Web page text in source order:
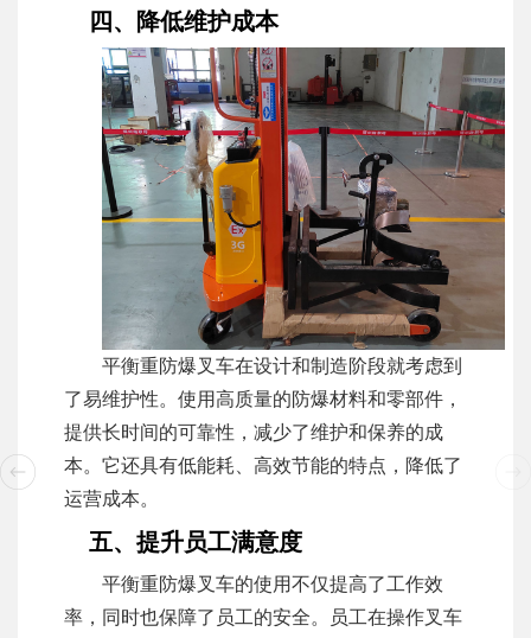
四、降低维护成本
平衡重防爆叉车在设计和制造阶段就考虑到
了易维护性。使用高质量的防爆材料和零部件，
提供长时间的可靠性，减少了维护和保养的成
本。它还具有低能耗、高效节能的特点，降低了
运营成本。
五、提升员工满意度
平衡重防爆叉车的使用不仅提高了工作效
率，同时也保障了员工的安全。员工在操作叉车